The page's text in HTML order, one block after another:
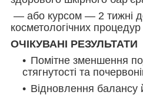
— або курсом — 2 тижні
косметологічних процедур
ОЧІКУВАНІ РЕЗУЛЬТАТИ
Помітне зменшення
стягнутості та
Відновлення балансу